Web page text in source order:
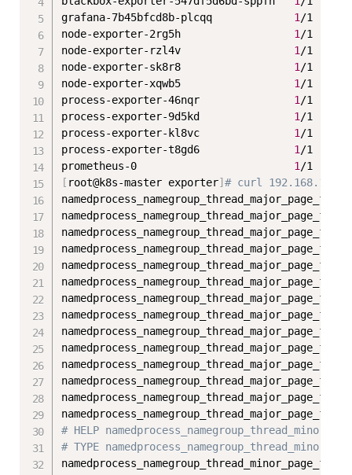
grafana-7b45bfcd8b-plcqq 1 /1
node-exporter-2rg5h 1 /1
node-exporter-rzl4v 1 /1
node-exporter-sk8r8 1 /1
node-exporter-xqwb5 1 /1
process-exporter-46nqr 1 /1
process-exporter-9d5kd 1 /1
process-exporter-kl8vc 1 /1
process-exporter-t8gd6 1 /1
prometheus-0 1 /1
[ root@k8s-master exporter]# curl
# HELP
# TYPE